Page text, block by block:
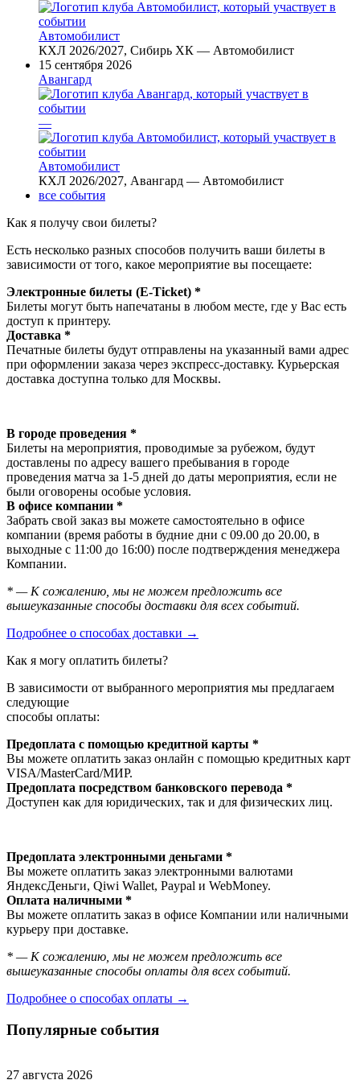
Автомобилист
КХЛ 2026/2027, Сибирь ХК — Автомобилист
15 сентября 2026
Авангард
—
Автомобилист
КХЛ 2026/2027, Авангард — Автомобилист
все события
Как я получу свои билеты?
Есть несколько разных способов получить ваши билеты в
зависимости от того, какое мероприятие вы посещаете:
Электронные билеты (E-Ticket) *
Билеты могут быть напечатаны в любом месте, где у Вас есть
доступ к принтеру.
Доставка *
Печатные билеты будут отправлены на указанный вами адрес
при оформлении заказа через экспресс-доставку. Курьерская
доставка доступна только для Москвы.
В городе проведения *
Билеты на мероприятия, проводимые за рубежом, будут
доставлены по адресу вашего пребывания в городе
проведения матча за 1-5 дней до даты мероприятия, если не
были оговорены особые условия.
В офисе компании *
Забрать свой заказ вы можете самостоятельно в офисе
компании (время работы в будние дни с 09.00 до 20.00, в
выходные с 11:00 до 16:00) после подтверждения менеджера
Компании.
* — К сожалению, мы не можем предложить все
вышеуказанные способы доставки для всех событий.
Подробнее о способах доставки →
Как я могу оплатить билеты?
В зависимости от выбранного мероприятия мы предлагаем
следующие
способы оплаты:
Предоплата с помощью кредитной карты *
Вы можете оплатить заказ онлайн с помощью кредитных карт
VISA/MasterСard/МИР.
Предоплата посредством банковского перевода *
Доступен как для юридических, так и для физических лиц.
Предоплата электронными деньгами *
Вы можете оплатить заказ электронными валютами
ЯндексДеньги, Qiwi Wallet, Paypal и WebMoney.
Оплата наличными *
Вы можете оплатить заказ в офисе Компании или наличными
курьеру при доставке.
* — К сожалению, мы не можем предложить все
вышеуказанные способы оплаты для всех событий.
Подробнее о способах оплаты →
Популярные события
27 августа 2026